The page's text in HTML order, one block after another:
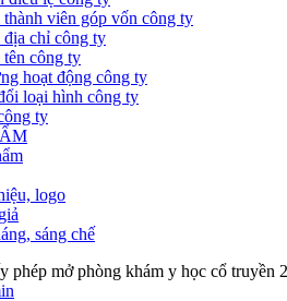
viên góp vốn công ty
chỉ công ty
công ty
hoạt động công ty
loại hình công ty
ty
logo
sáng chế
phép mở phòng khám y học cổ truyền